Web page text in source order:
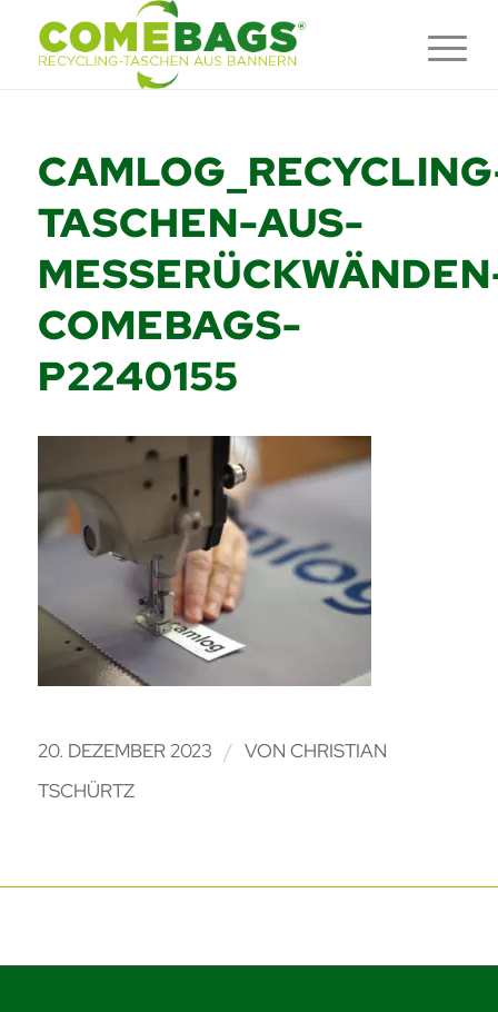
TASCHEN-AUS-
COMEBAGS-
P2240155
20. DEZEMBER 2023 / VON CHRISTIAN
TSCHÜRTZ